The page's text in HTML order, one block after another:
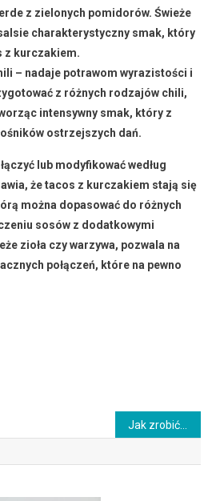
z zielonych pomidorów. Świeże
charakterystyczny smak, który
z kurczakiem.
– nadaje potrawom wyrazistości i
z różnych rodzajów chili,
intensywny smak, który z
ostrzejszych dań.
lub modyfikować według
że tacos z kurczakiem stają się
można dopasować do różnych
sosów z dodatkowymi
zioła czy warzywa, pozwala na
połączeń, które na pewno
Jak zrobić aromatyczne curry z tofu i warzywami w mleczku kokosowym